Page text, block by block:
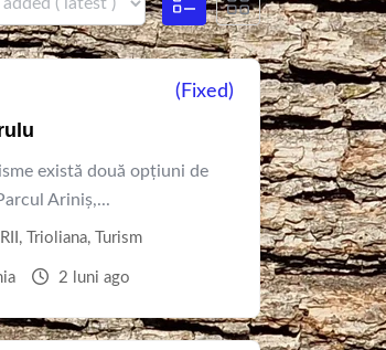
(Fixed)
există două opțiuni de
Ariniș,...
, Trioliana, Turism
2 luni ago